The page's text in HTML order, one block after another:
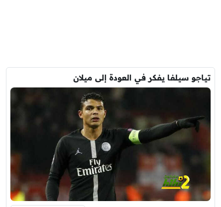
تياجو سيلفا يفكر في العودة إلى ميلان